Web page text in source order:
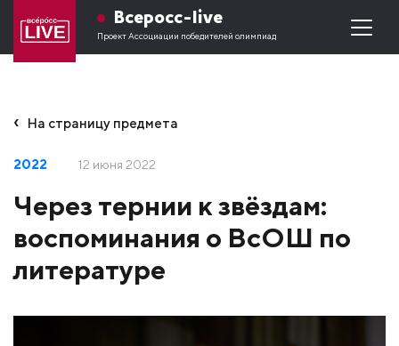
Всеросс-live
Проект Ассоциации победителей олимпиад
На страницу предмета
2022 12 июня 2022
Через тернии к звёздам:
воспоминания о ВсОШ по
литературе